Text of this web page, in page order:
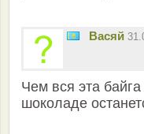
Васяй
Чем вся эта байга
шоколаде